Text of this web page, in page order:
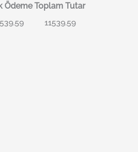
Ödeme Toplam Tutar
11539.59